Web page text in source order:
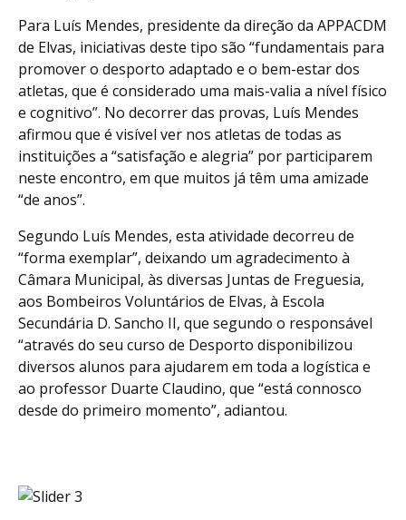
Para Luís Mendes, presidente da direção da APPACDM
de Elvas, iniciativas deste tipo são “fundamentais para
promover o desporto adaptado e o bem-estar dos
atletas, que é considerado uma mais-valia a nível físico
e cognitivo”. No decorrer das provas, Luís Mendes
afirmou que é visível ver nos atletas de todas as
instituições a “satisfação e alegria” por participarem
neste encontro, em que muitos já têm uma amizade
“de anos”.
Segundo Luís Mendes, esta atividade decorreu de
“forma exemplar”, deixando um agradecimento à
Câmara Municipal, às diversas Juntas de Freguesia,
aos Bombeiros Voluntários de Elvas, à Escola
Secundária D. Sancho II, que segundo o responsável
“através do seu curso de Desporto disponibilizou
diversos alunos para ajudarem em toda a logística e
ao professor Duarte Claudino, que “está connosco
desde do primeiro momento”, adiantou.